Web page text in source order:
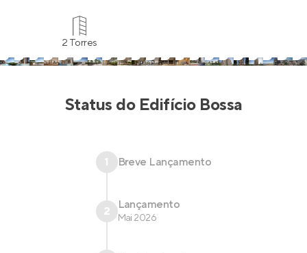
2 Torres
Status do Edifício Bossa
1 Breve Lançamento
2 Lançamento
Mai 2026